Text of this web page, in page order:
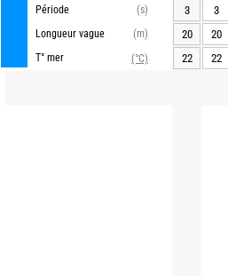
Période
(s)
Longueur vague
(m)
T° mer
(°C)
3
3
20
20
22
22